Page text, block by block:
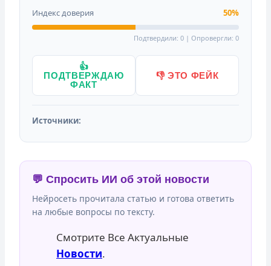
Индекс доверия 50%
Подтвердили: 0 | Опровергли: 0
👍
ПОДТВЕРЖДАЮ
ФАКТ
👎 ЭТО ФЕЙК
Источники:
💬 Спросить ИИ об этой новости
Нейросеть прочитала статью и готова ответить
на любые вопросы по тексту.
Смотрите Все Актуальные
Новости.